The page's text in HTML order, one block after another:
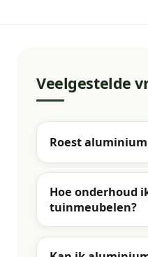
Veelgestelde
Roest
Hoe onderhoud
tuinmeubelen?